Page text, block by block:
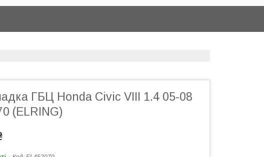
ГБЦ Honda Civic VIII 1.4 05-08
(ELRING)